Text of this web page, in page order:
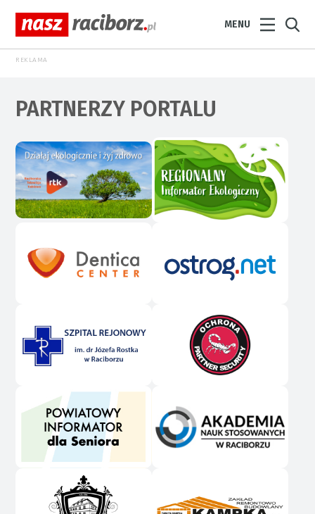
MENU
REKLAMA
PARTNERZY PORTALU